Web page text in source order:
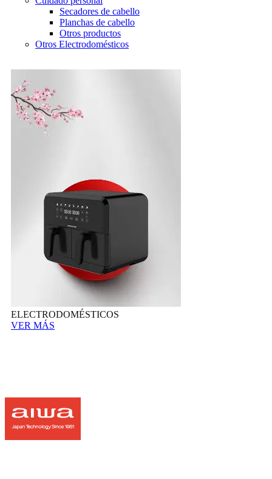
Secadores de cabello
Planchas de cabello
Otros productos
Otros Electrodomésticos
ELECTRODOMÉSTICOS
VER MÁS